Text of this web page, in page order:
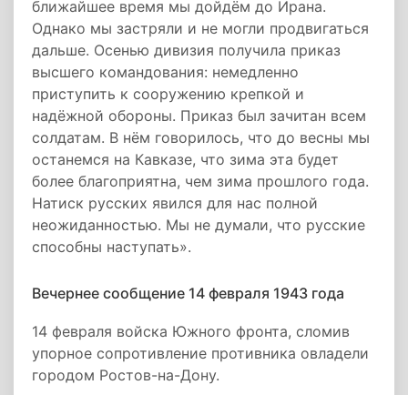
ближайшее время мы дойдём до Ирана.
Однако мы застряли и не могли продвигаться
дальше. Осенью дивизия получила приказ
высшего командования: немедленно
приступить к сооружению крепкой и
надёжной обороны. Приказ был зачитан всем
солдатам. В нём говорилось, что до весны мы
останемся на Кавказе, что зима эта будет
более благоприятна, чем зима прошлого года.
Натиск русских явился для нас полной
неожиданностью. Мы не думали, что русские
способны наступать».
Вечернее сообщение 14 февраля 1943 года
14 февраля войска Южного фронта, сломив
упорное сопротивление противника овладели
городом Ростов-на-Дону.